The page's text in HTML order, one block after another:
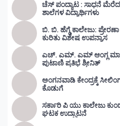
ಚೆಸ್ ಪಂದ್ಯಾಟ : ಸಾಧನೆ ಮೆರೆದ ಎಚ್ಎಮ್ಎಮ್ ಹಾಗೂ ವಿ.ಕೆ.ಆರ್
ಶಾಲೆಗಳ ವಿದ್ಯಾರ್ಥಿಗಳು
ಬಿ. ಬಿ. ಹೆಗ್ಡೆ ಕಾಲೇಜು:
ಕುರಿತು ವಿಶೇಷ ಉಪನ್ಯಾಸ
ಎಚ್. ಎಮ್. ಎಮ್ ಆಂಗ್ಲ
ಪುಟಾಣಿ ಪ್ರತಿಭೆ ಶ್ರೀನಿತ್
ಅಂಗನವಾಡಿ ಕೇಂದ್ರಕ್ಕೆ
ಕೊಡುಗೆ
ಸರ್ಕಾರಿ ಪಿ ಯು ಕಾಲೇಜು
ಘಟಕ ಉದ್ಘಾಟನೆ